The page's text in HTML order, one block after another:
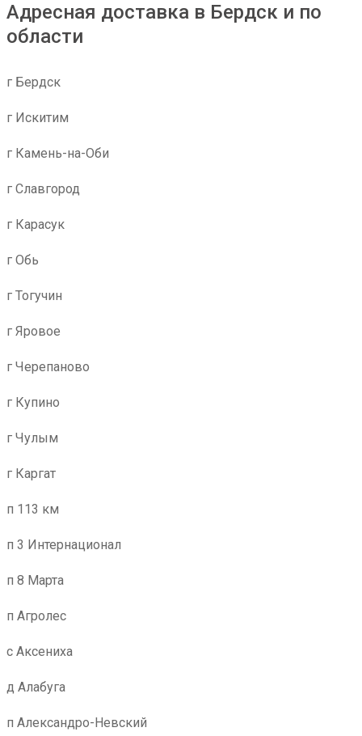
Адресная доставка в Бердск и по
области
г Бердск
г Искитим
г Камень-на-Оби
г Славгород
г Карасук
г Обь
г Тогучин
г Яровое
г Черепаново
г Купино
г Чулым
г Каргат
п 113 км
п 3 Интернационал
п 8 Марта
п Агролес
с Аксениха
д Алабуга
п Александро-Невский